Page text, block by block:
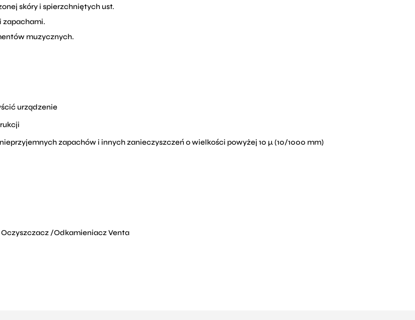
skóry i spierzchniętych ust.
zapachami.
muzycznych.
urządzenie
zapachów i innych zanieczyszczeń o wielkości powyżej 10 µ (10/1000 mm)
/Odkamieniacz Venta